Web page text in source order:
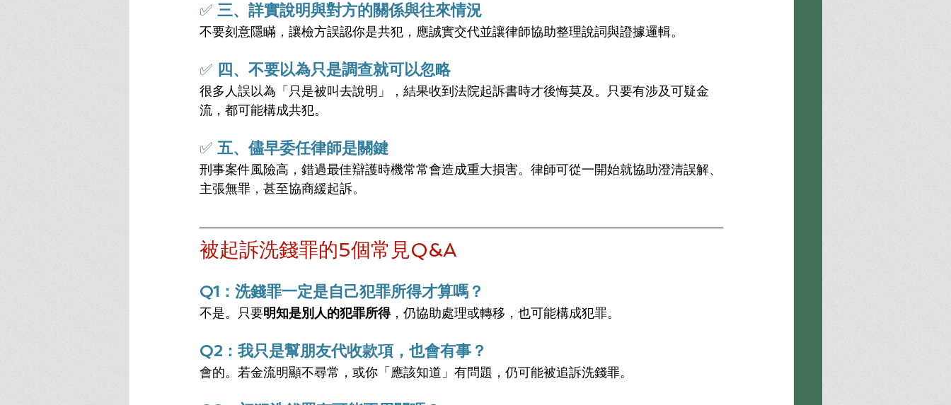
✅ 三、詳實說明與對方的關係與往來情況
不要刻意隱瞞，讓檢方誤認你是共犯，應誠實交代並讓律師協助整理說詞與證據邏輯。
✅ 四、不要以為只是調查就可以忽略
很多人誤以為「只是被叫去說明」，結果收到法院起訴書時才後悔莫及。只要有涉及可疑金
流，都可能構成共犯。
✅ 五、儘早委任律師是關鍵
刑事案件風險高，錯過最佳辯護時機常常會造成重大損害。律師可從一開始就協助澄清誤解、
主張無罪，甚至協商緩起訴。
被起訴洗錢罪的5個常見Q&A
Q1：洗錢罪一定是自己犯罪所得才算嗎？
不是。只要明知是別人的犯罪所得，仍協助處理或轉移，也可能構成犯罪。
Q2：我只是幫朋友代收款項，也會有事？
會的。若金流明顯不尋常，或你「應該知道」有問題，仍可能被追訴洗錢罪。